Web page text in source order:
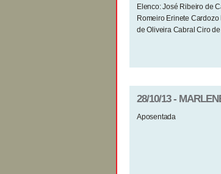
Elenco: José Ribeiro de
Romeiro Erinete
de Oliveira Cabral Ciro
28/10/13 -
Aposentada